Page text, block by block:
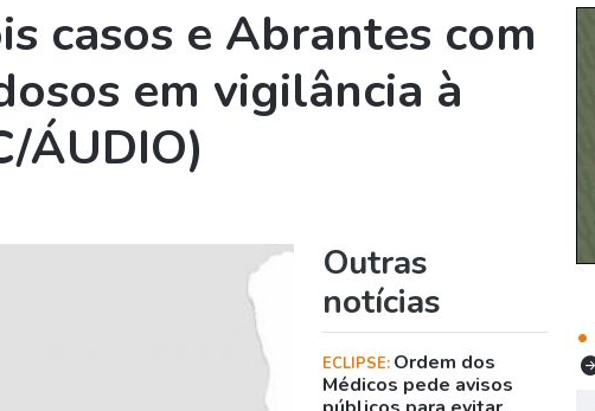
casos e Abrantes com
em vigilância à
ÁUDIO)
Outras
notícias
ECLIPSE: Ordem dos
Médicos pede avisos
•